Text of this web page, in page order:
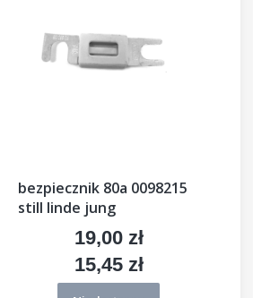
bezpiecznik 80a 0098215
still linde jung
Cena
19,00 zł
Cena
15,45 zł